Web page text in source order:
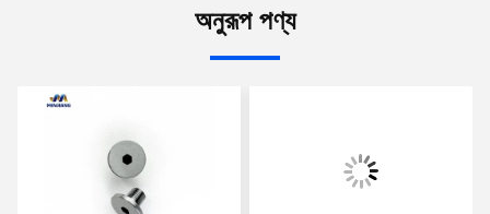
অনুরূপ পণ্য